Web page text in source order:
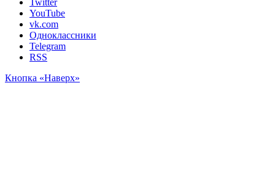
Twitter
YouTube
vk.com
Одноклассники
Telegram
RSS
Кнопка «Наверх»